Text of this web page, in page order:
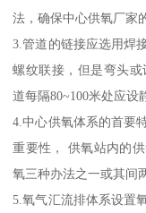
法，确保中心供氧厂家
3.管道的链接应选用焊
螺纹联接，但是弯头
道每隔80~100米处应设
4.中心供氧体系的首要
重要性， 供氧站内的
氧三种办法之一或其间
5.氧气汇流排体系设置